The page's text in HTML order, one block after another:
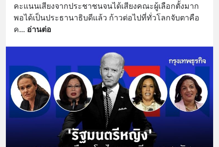
คะแนนเสียงจากประชาชนจนได้เสียงคณะผู้เลือกตั้งมาก
พอได้เป็นประธานาธิบดีแล้ว ก้าวต่อไปที่ทั่วโลกจับตาคือ
ค... อ่านต่อ